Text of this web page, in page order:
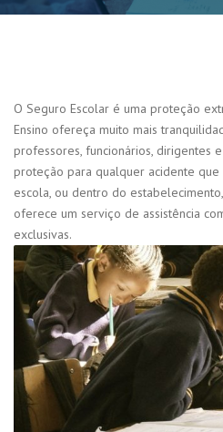
O Seguro Escolar é uma proteção
Ensino ofereça muito mais
professores, funcionários, dirigentes
proteção para qualquer acidente
escola, ou dentro do
oferece um serviço de assistência
exclusivas.